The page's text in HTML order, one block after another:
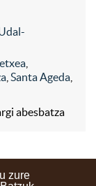
zure
Santa Ageda
abesbatza